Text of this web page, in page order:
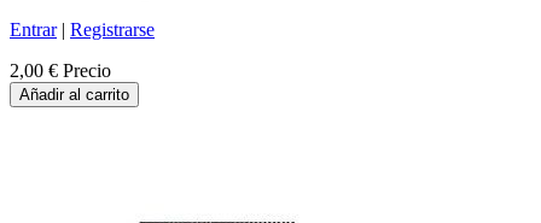
Entrar| Registrarse
2,00 € Precio
Añadir al carrito